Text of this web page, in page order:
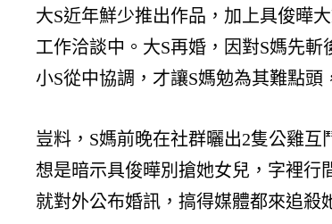
大S近年鮮少推出作品，加上具俊曄
工作洽談中。大S再婚，因對S媽先
小S從中協調，才讓S媽勉為其難點頭
豈料，S媽前晚在社群曬出2隻公雞
想是暗示具俊曄別搶她女兒，字裡行
就對外公布婚訊，搞得媒體都來追殺